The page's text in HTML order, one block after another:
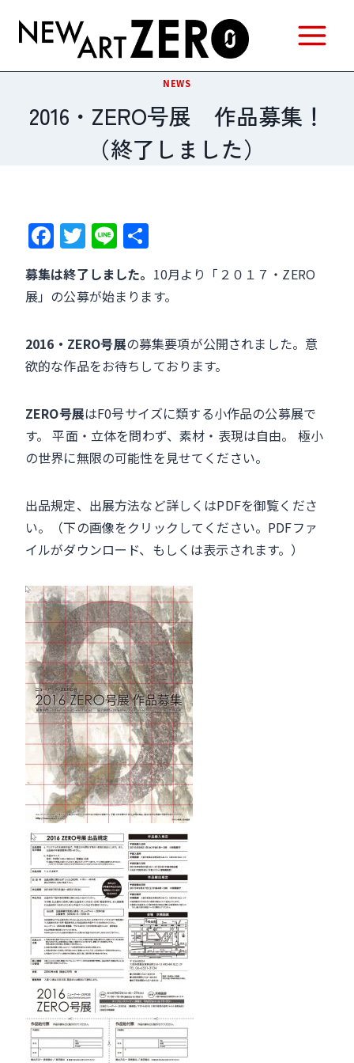
ス
NEWS
2016・ZERO号展 作品募集！
（終了しました）
F
a
c
e
b
o
k
T
w
itt
er
Li
n
e
有
募集は終了しました。 10月より「２０１７・ZERO
展」の公募が始まります。
2016・ZERO号展の募集要項が公開されました。意
欲的な作品をお待ちしております。
ZERO号展はF0号サイズに類する小作品の公募展で
す。 平面・立体を問わず、素材・表現は自由。 極小
の世界に無限の可能性を見せてください。
出品規定、出展方法など詳しくはPDFを御覧くださ
い。（下の画像をクリックしてください。PDFファ
イルがダウンロード、もしくは表示されます。）